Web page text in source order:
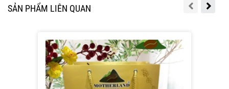
SẢN PHẨM LIÊN QUAN